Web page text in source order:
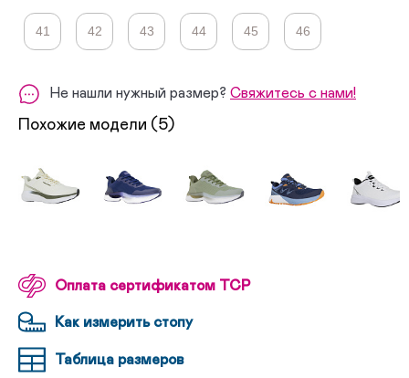
41 42 43 44 45 46
Не нашли нужный размер? Свяжитесь с нами!
Похожие модели (5)
Оплата сертификатом ТСР
Как измерить стопу
Таблица размеров